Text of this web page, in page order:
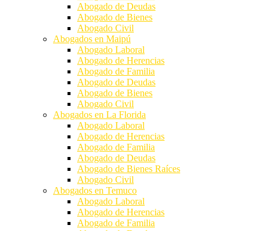
Abogado de Deudas
Abogado de Bienes
Abogado Civil
Abogados en Maipú
Abogado Laboral
Abogado de Herencias
Abogado de Familia
Abogado de Deudas
Abogado de Bienes
Abogado Civil
Abogados en La Florida
Abogado Laboral
Abogado de Herencias
Abogado de Familia
Abogado de Deudas
Abogado de Bienes Raíces
Abogado Civil
Abogados en Temuco
Abogado Laboral
Abogado de Herencias
Abogado de Familia